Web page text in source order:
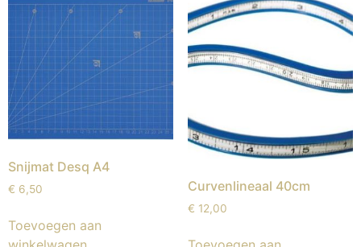
Snijmat Desq A4
€ 6,50
Toevoegen aan
Curvenlineaal 40cm
€ 12,00